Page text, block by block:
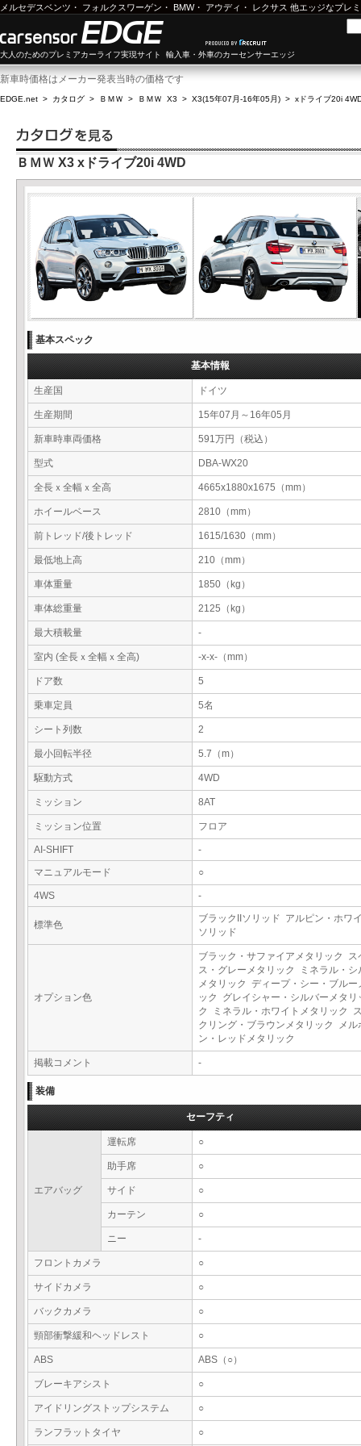
メルセデスベンツ ・ フォルクスワーゲン ・ BMW・ アウディ ・ レクサス 他エッジなプレ
大人のためのプレミアカーライフ実現サイト 輸入車・外車のカーセンサーエッジ
新車時価格はメーカー発表当時の価格です
EDGE.net > カタログ > ＢＭＷ > ＢＭＷ X3 > X3(15年07月-16年05月) > xドライブ20i
ＢＭＷ X3 xドライブ20i 4WD
基本スペック
基本情報
生産国 ドイツ
生産期間 15年07月～16年05月
新車時車両価格 591万円（税込）
型式 DBA-WX20
全長ｘ全幅ｘ全高 4665x1880x1675（mm）
ホイールベース 2810（mm）
前トレッド/後トレッド 1615/1630（mm）
最低地上高 210（mm）
車体重量 1850（kg）
車体総重量 2125（kg）
最大積載量 -
室内 (全長ｘ全幅ｘ全高) -x-x-（mm）
ドア数 5
乗車定員 5名
シート列数 2
最小回転半径 5.7（m）
駆動方式 4WD
ミッション 8AT
ミッション位置 フロア
AI-SHIFT
-
マニュアルモード
○
4WS -
標準色
ブラックIIソリッド アルピン・ホワ
ソリッド
オプション色
ブラック・サファイアメタリック ス
ス・グレーメタリック ミネラル・シ
メタリック ディープ・シー・ブルー
ック グレイシャー・シルバーメタリ
ク ミネラル・ホワイトメタリック
クリング・ブラウンメタリック メル
ン・レッドメタリック
掲載コメント -
装備
セーフティ
エアバッグ
運転席 ○
助手席 ○
サイド ○
カーテン ○
ニー -
フロントカメラ ○
サイドカメラ ○
バックカメラ ○
頸部衝撃緩和ヘッドレスト ○
ABS ABS（○）
ブレーキアシスト ○
アイドリングストップシステム ○
ランフラットタイヤ ○